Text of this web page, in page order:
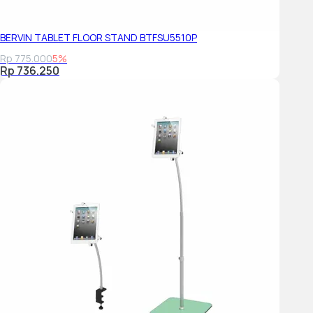
CONNECTIVITY
Ethernet No Onboard Ethernet
WLAN + Bluetooth[2] Wi-Fi 6E, 11ax 2x2 + BT5.2
C 3.2 Gen 1 (support data transfer, Power Delivery 3.0 and
1x Headphone / microphone combo jack (3.5mm)
Docking "Various docking solutions are supported via USB-
For more compatible docking solutions, please visit Docking for
Monitor Cable None
SECURITY & PRIVACY
Security Chip Firmware TPM 2.0 Enabled
BERVIN TABLET FLOOR STAND BTFSU5510P
Rp 775.0005%
Rp 736.250